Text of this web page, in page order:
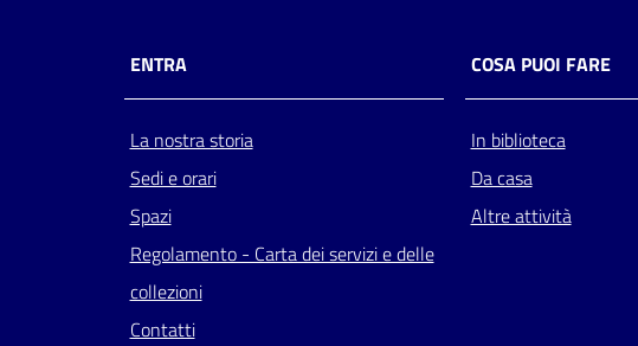
ENTRA
La nostra storia
Sedi e orari
Spazi
Regolamento - Carta dei servizi e delle
collezioni
Contatti
COSA PUOI FARE
In biblioteca
Da casa
Altre attività